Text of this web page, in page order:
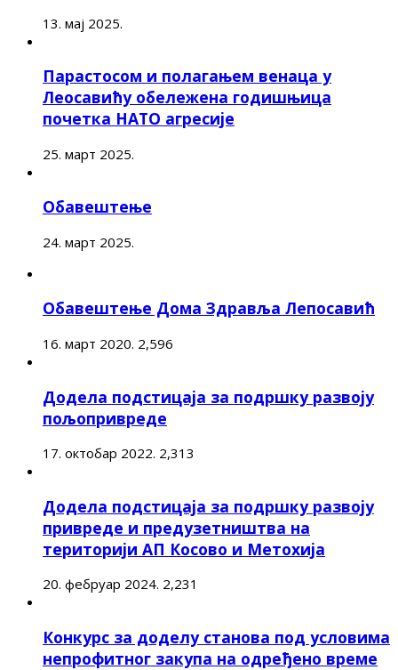
13. мај 2025.
Парастосом и полагањем венаца у
Леосавићу обележена годишњица
почетка НАТО агресије
25. март 2025.
Обавештење
24. март 2025.
Обавештење Дома Здравља Лепосавић
16. март 2020. 2,596
Додела подстицаја за подршку развоју
пољопривреде
17. октобар 2022. 2,313
Додела подстицаја за подршку развоју
привреде и предузетништва на
територији АП Косово и Метохија
20. фебруар 2024. 2,231
Конкурс за доделу станова под условима
непрофитног закупа на одређено време